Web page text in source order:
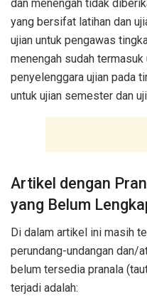
dan menengah tidak
yang bersifat latihan dan
ujian untuk pengawas
menengah sudah
penyelenggara ujian pada
untuk ujian semester dan
Artikel dengan
yang Belum
Di dalam artikel ini masih
perundang-undangan dan/
belum tersedia pranala
terjadi adalah: